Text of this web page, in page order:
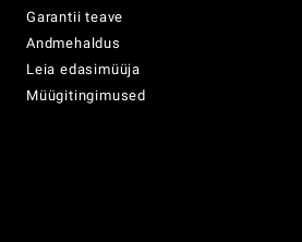
Garantii teave
Andmehaldus
Leia edasimüüja
Müügitingimused